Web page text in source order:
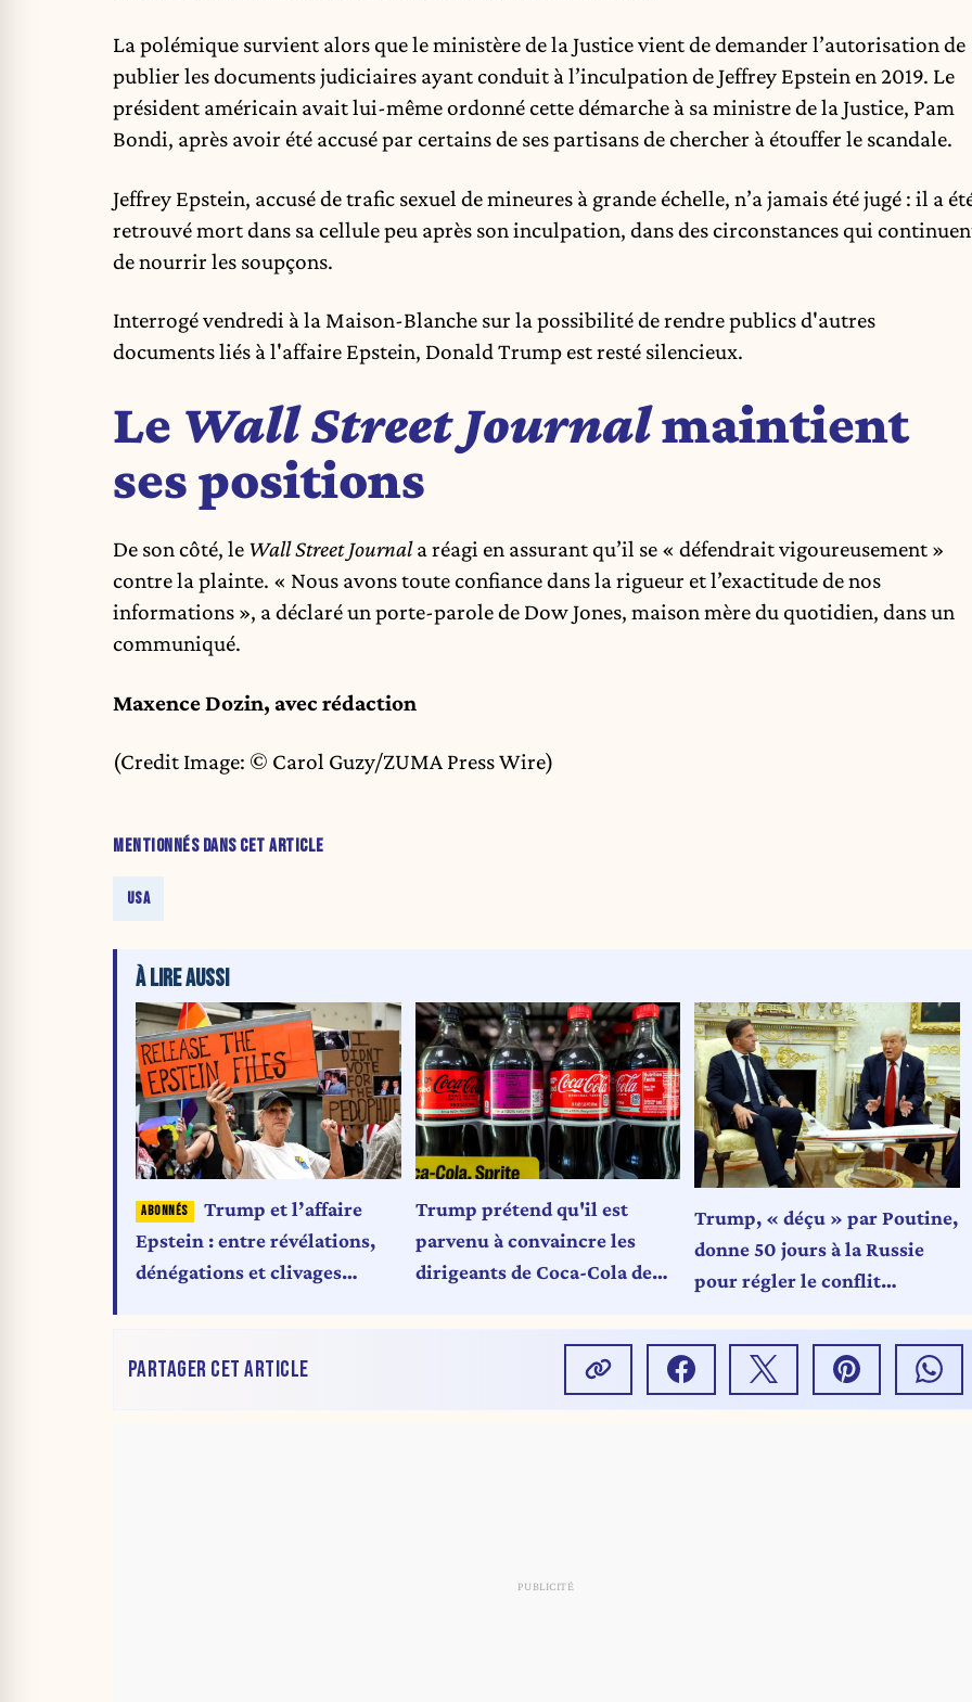
La polémique survient alors que le ministère de la Justice vient de demander l’autorisation de
publier les documents judiciaires ayant conduit à l’inculpation de Jeffrey Epstein en 2019. Le
président américain avait lui-même ordonné cette démarche à sa ministre de la Justice, Pam
Bondi, après avoir été accusé par certains de ses partisans de chercher à étouffer le scandale.
Jeffrey Epstein, accusé de trafic sexuel de mineures à grande échelle, n’a jamais été jugé : il a
retrouvé mort dans sa cellule peu après son inculpation, dans des circonstances qui
de nourrir les soupçons.
Interrogé vendredi à la Maison-Blanche sur la possibilité de rendre publics d'autres
documents liés à l'affaire Epstein, Donald Trump est resté silencieux.
Le Wall Street Journalmaintient
ses positions
De son côté, le Wall Street Journala réagi en assurant qu’il se « défendrait vigoureusement »
contre la plainte. « Nous avons toute confiance dans la rigueur et l’exactitude de nos
informations », a déclaré un porte-parole de Dow Jones, maison mère du quotidien, dans un
communiqué.
Maxence Dozin, avec rédaction
(Credit Image: © Carol Guzy/ZUMA Press Wire)
MENTIONNÉS DANS CET ARTICLE
USA
À LIRE AUSSI
Trump et l’affaire
Epstein : entre révélations,
dénégations et clivages
Trump prétend qu'il est
parvenu à convaincre les
dirigeants de Coca-Cola de
Trump, « déçu » par Poutine,
donne 50 jours à la Russie
pour régler le conflit
PARTAGER CET ARTICLE